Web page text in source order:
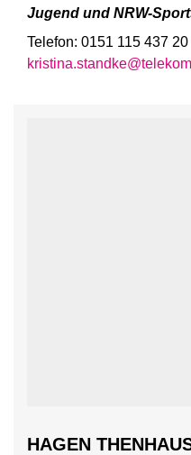
Jugend und NRW-
Telefon: 0151 115 437 20
HAGEN